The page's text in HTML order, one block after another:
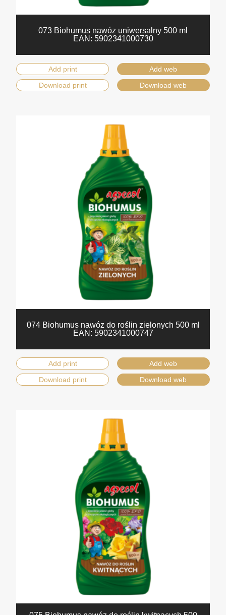
073 Biohumus nawóz uniwersalny 500 ml
EAN: 5902341000730
Add print
Add web
Download print
Download web
074 Biohumus nawóz do roślin zielonych 500 ml
EAN: 5902341000747
Add print
Add web
Download print
Download web